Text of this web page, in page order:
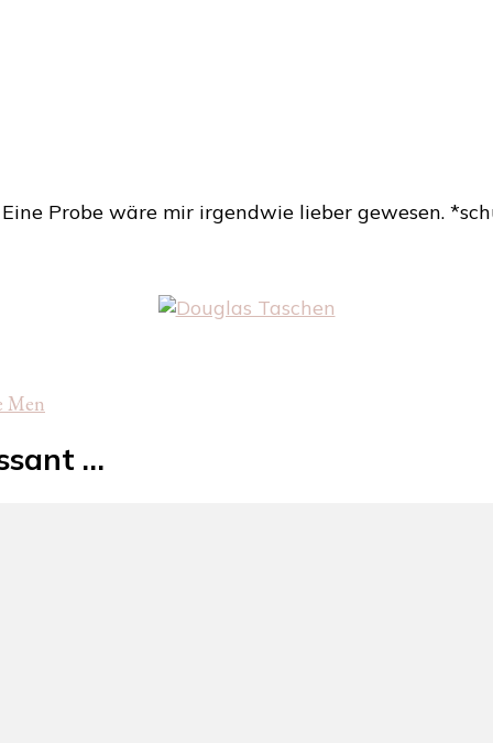
Probe wäre mir irgendwie lieber gewesen.
Men
…